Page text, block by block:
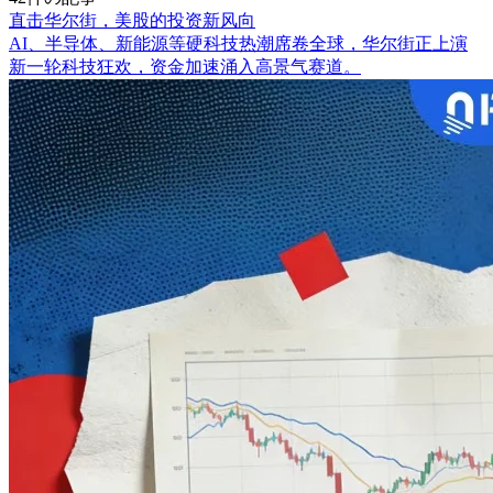
直击华尔街，美股的投资新风向
AI、半导体、新能源等硬科技热潮席卷全球，华尔街正上演
新一轮科技狂欢，资金加速涌入高景气赛道。